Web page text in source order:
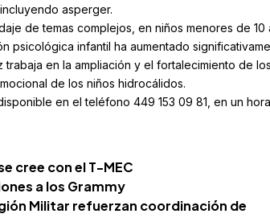
asperger.
de temas complejos, en niños menores de 10
psicológica infantil ha aumentado
en la ampliación y el fortalecimiento de los
de los niños hidrocálidos.
en el teléfono 449 153 09 81, en un
cree con el T-MEC
a los Grammy
Militar refuerzan coordinación de